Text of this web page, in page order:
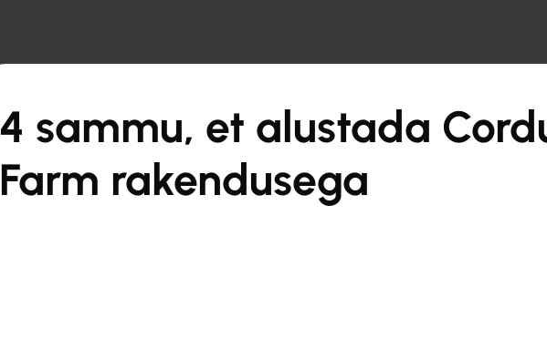
4 sammu, et alustada
Farm rakendusega